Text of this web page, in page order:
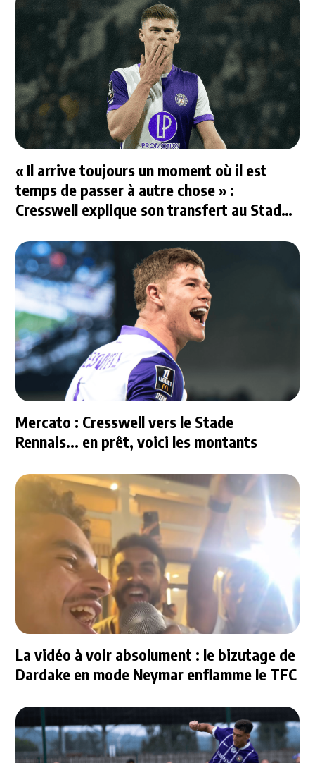
« Il arrive toujours un moment où il est
temps de passer à autre chose » :
Cresswell explique son transfert au Stade
Mercato : Cresswell vers le Stade
Rennais... en prêt, voici les montants
La vidéo à voir absolument : le bizutage de
Dardake en mode Neymar enflamme le TFC